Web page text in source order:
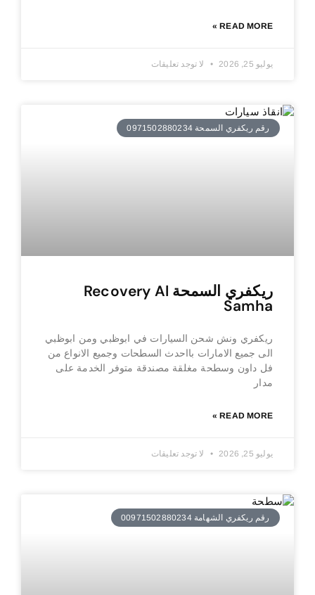
READ MORE »
يوليو 25, 2026 لا توجد تعليقات
رقم ريكفري السمحة 0971502880234
ريكفري السمحة Recovery Al
Samha
ريكفري ونش شحن السيارات في ابوظبي ومن ابوظبي
الى جميع الامارات بااحدث السطحات وجميع الانواع من
فل داون وسطحة مغلقة مصندقة متوفر الخدمة على
مدار
READ MORE »
يوليو 25, 2026 لا توجد تعليقات
رقم ريكفري الشهامة 00971502880234